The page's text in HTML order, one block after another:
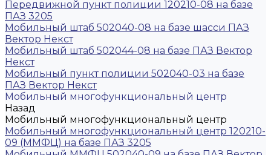
Передвижной пункт полиции 120210-08 на базе
ПАЗ 3205
Мобильный штаб 502040-08 на базе шасси ПАЗ
Вектор Некст
Мобильный штаб 502044-08 на базе ПАЗ Вектор
Некст
Мобильный пункт полиции 502040-03 на базе
ПАЗ Вектор Некст
Мобильный многофункциональный центр
Назад
Мобильный многофункциональный центр
Мобильный многофункциональный центр 120210-
09 (ММФЦ) на базе ПАЗ 3205